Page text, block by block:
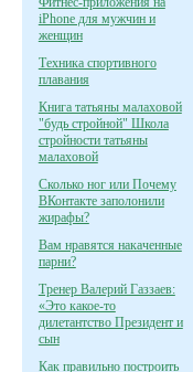
iPhone для мужчин и
женщин
Техника спортивного
плавания
Книга татьяны малаховой
"будь стройной" Школа
стройности татьяны
малаховой
Сколько ног или Почему
ВКонтакте заполонили
жирафы?
Вам нравятся накаченные
парни?
Тренер Валерий Газзаев:
«Это какое-то
дилетантство Президент и
сын
Как правильно построить